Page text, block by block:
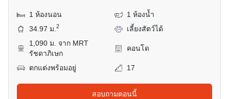
1 ห้องนอน
1 ห้องน้ำ
34.97 ม.2
เลี้ยงสัตว์ได้
1,090 ม. จาก MRT
รัชดาภิเษก
คอนโด
ตกแต่งพร้อมอยู่ 17
สอบถามตอนนี้